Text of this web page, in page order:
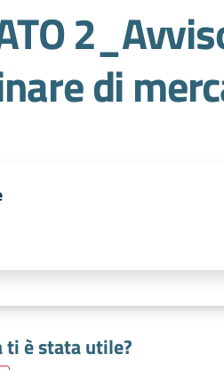
di
ti è stata utile?